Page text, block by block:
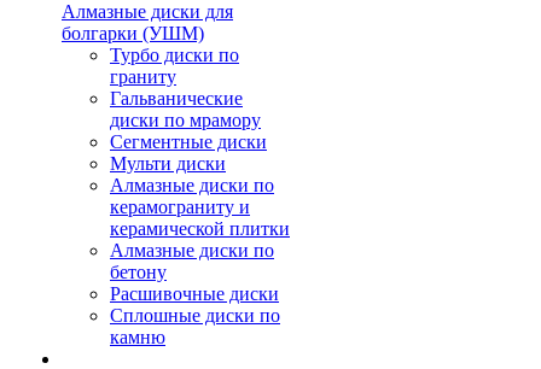
Алмазные диски для
болгарки (УШМ)
Турбо диски по
граниту
Гальванические
диски по мрамору
Сегментные диски
Мульти диски
Алмазные диски по
керамограниту и
керамической плитки
Алмазные диски по
бетону
Расшивочные диски
Сплошные диски по
камню